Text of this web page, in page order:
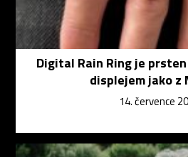
Digital Rain Ring je
displejem jako z
14. července